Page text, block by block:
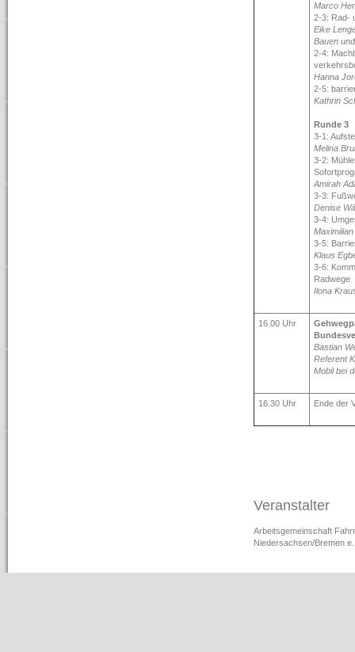
Marco
2-3: Rad-
Eike
Bauen
2-4:
Hanna
2-5:
Kathrin
Runde 3
3-1:
Melina
3-2:
Amirah
3-3:
Denise
3-4:
3-5:
Klaus
3-6:
Radwege
Ilona
16.00 Uhr
Bastian
Referent
Mobil bei
16.30 Uhr Ende der
Veranstalter
Arbeitsgemeinschaft
Niedersachsen/Bremen